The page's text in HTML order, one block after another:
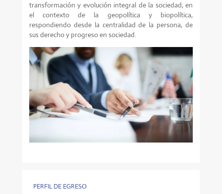
transformación y evolución integral de la sociedad, en
el contexto de la geopolítica y biopolítica,
respondiendo desde la centralidad de la persona, de
sus derecho y progreso en sociedad.
PERFIL DE EGRESO